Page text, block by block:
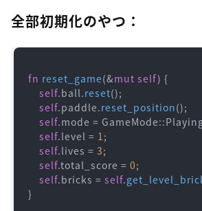
全部初期化のやつ：
fn reset_game(&mut self) {
self.ball.reset();
self.paddle.reset_position();
self.mode =
self.level = 1 ;
self.lives = 3;
self.total_score = 0;
self.bricks = self.
}